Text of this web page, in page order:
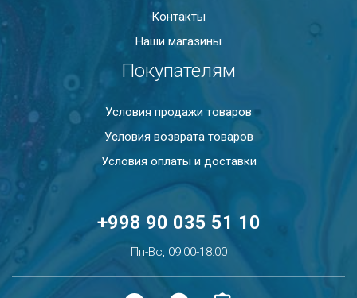
Контакты
Наши магазины
Покупателям
Условия продажи товаров
Условия возврата товаров
Условия оплаты и доставки
+998 90 035 51 10
Пн-Вс, 09:00-18:00